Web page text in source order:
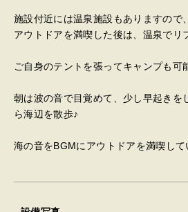
施設付近には温泉施設もありますので、
アウトドアを満喫した後は、温泉でリ
ご自身のテントを張ってキャンプも可
朝は波の音で目覚めて、少し早起きを
ら海辺を散歩♪
海の音をBGMにアウトドアを満喫して